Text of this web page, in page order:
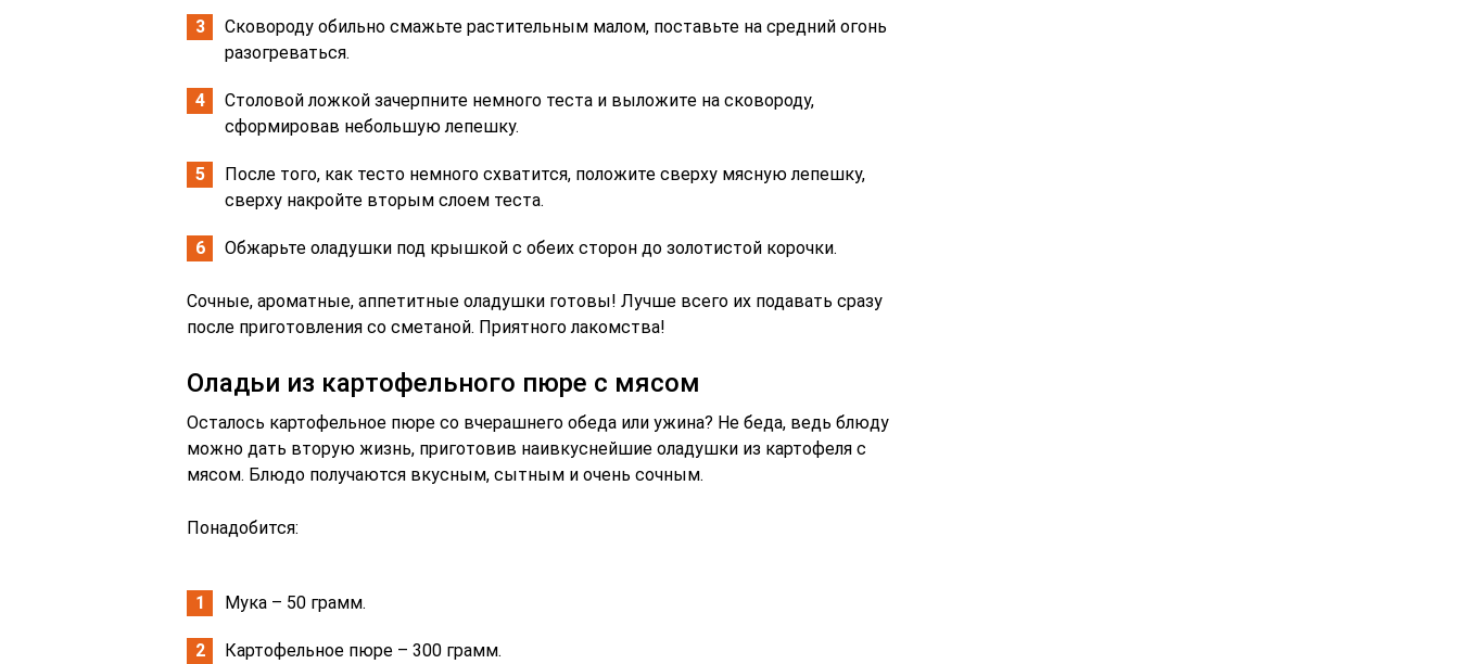
Сковороду обильно смажьте растительным малом, поставьте на средний огонь
разогреваться.
Столовой ложкой зачерпните немного теста и выложите на сковороду,
сформировав небольшую лепешку.
После того, как тесто немного схватится, положите сверху мясную лепешку,
сверху накройте вторым слоем теста.
Обжарьте оладушки под крышкой с обеих сторон до золотистой корочки.
Сочные, ароматные, аппетитные оладушки готовы! Лучше всего их подавать сразу
после приготовления со сметаной. Приятного лакомства!
Оладьи из картофельного пюре с мясом
Осталось картофельное пюре со вчерашнего обеда или ужина? Не беда, ведь блюду
можно дать вторую жизнь, приготовив наивкуснейшие оладушки из картофеля с
мясом. Блюдо получаются вкусным, сытным и очень сочным.
Понадобится:
Мука – 50 грамм.
Картофельное пюре – 300 грамм.